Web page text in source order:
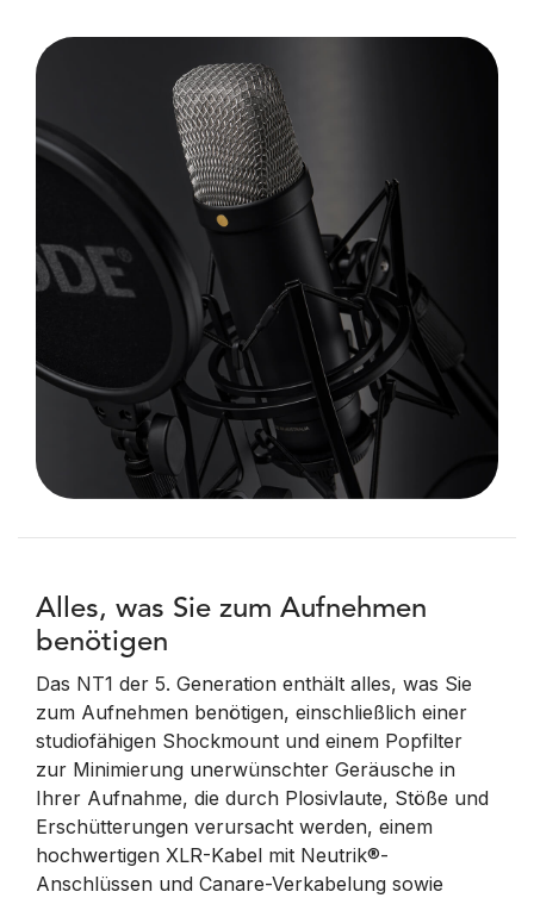
Alles, was Sie zum Aufnehmen
benötigen
Das NT1 der 5. Generation enthält alles, was Sie
zum Aufnehmen benötigen, einschließlich einer
studiofähigen Shockmount und einem Popfilter
zur Minimierung unerwünschter Geräusche in
Ihrer Aufnahme, die durch Plosivlaute, Stöße und
Erschütterungen verursacht werden, einem
hochwertigen XLR-Kabel mit Neutrik®-
Anschlüssen und Canare-Verkabelung sowie